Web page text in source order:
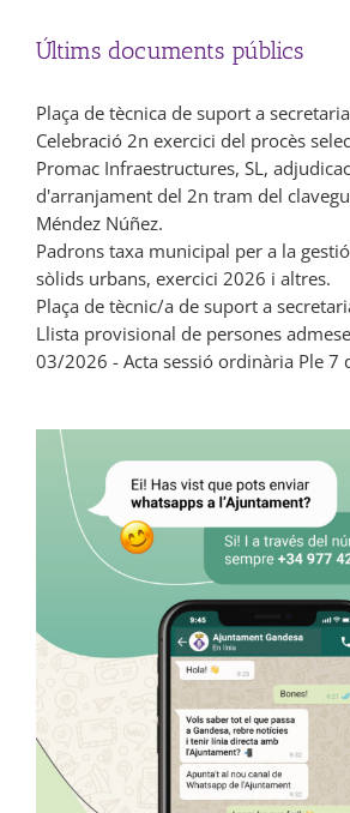
Últims documents públics
Plaça de tècnica de suport a
Celebració 2n exercici del procès
Promac Infraestructures, SL,
d'arranjament del 2n tram del
Méndez Núñez.
Padrons taxa municipal per a la
sòlids urbans, exercici 2026 i altres.
Plaça de tècnic/a de suport a
Llista provisional de persones
03/2026 - Acta sessió ordinària Ple 7